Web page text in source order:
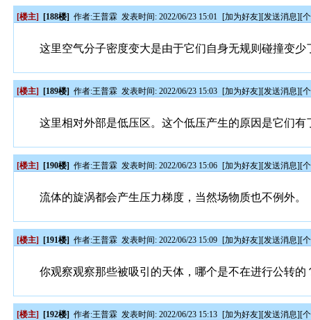
[楼主] [188楼] 作者:王普霖 发表时间: 2022/06/23 15:01 [加为好友][发送消息][
这里空气分子密度变大是由于它们自身无规则碰撞变
[楼主] [189楼] 作者:王普霖 发表时间: 2022/06/23 15:03 [加为好友][发送消息][
这里相对外部是低压区。这个低压产生的原因是它们有
[楼主] [190楼] 作者:王普霖 发表时间: 2022/06/23 15:06 [加为好友][发送消息][
流体的旋涡都会产生压力梯度，当然场物质也不例外。
[楼主] [191楼] 作者:王普霖 发表时间: 2022/06/23 15:09 [加为好友][发送消息][
你观察观察那些被吸引的天体，哪个是不在进行公转的
[楼主] [192楼] 作者:王普霖 发表时间: 2022/06/23 15:13 [加为好友][发送消息][